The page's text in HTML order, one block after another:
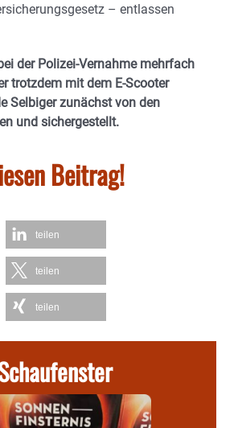
– entlassen
der Polizei-Vernahme mehrfach
trotzdem mit dem E-Scooter
Selbiger zunächst von den
und sichergestellt.
Beitrag!
teilen
teilen
teilen